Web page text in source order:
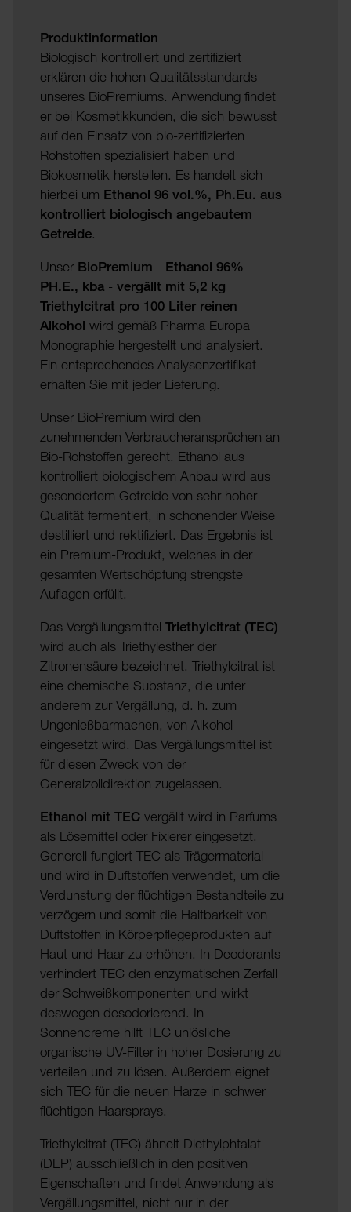
Produktinformation
Biologisch kontrolliert und zertifiziert
erklären die hohen Qualitätsstandards
unseres BioPremiums. Anwendung findet
er bei Kosmetikkunden, die sich bewusst
auf den Einsatz von bio-zertifizierten
Rohstoffen spezialisiert haben und
Biokosmetik herstellen. Es handelt sich
hierbei um Ethanol 96 vol.%, Ph.Eu. aus
kontrolliert biologisch angebautem
Getreide.
Unser BioPremium - Ethanol 96%
PH.E., kba - vergällt mit 5,2 kg
Triethylcitrat pro 100 Liter reinen
Alkohol wird gemäß Pharma Europa
Monographie hergestellt und analysiert.
Ein entsprechendes Analysenzertifikat
erhalten Sie mit jeder Lieferung.
Unser BioPremium wird den
zunehmenden Verbraucheransprüchen an
Bio-Rohstoffen gerecht. Ethanol aus
kontrolliert biologischem Anbau wird aus
gesondertem Getreide von sehr hoher
Qualität fermentiert, in schonender Weise
destilliert und rektifiziert. Das Ergebnis ist
ein Premium-Produkt, welches in der
gesamten Wertschöpfung strengste
Auflagen erfüllt.
Das Vergällungsmittel Triethylcitrat (TEC)
wird auch als Triethylesther der
Zitronensäure bezeichnet. Triethylcitrat ist
eine chemische Substanz, die unter
anderem zur Vergällung, d. h. zum
Ungenießbarmachen, von Alkohol
eingesetzt wird. Das Vergällungsmittel ist
für diesen Zweck von der
Generalzolldirektion zugelassen.
Ethanol mit TECvergällt wird in Parfums
als Lösemittel oder Fixierer eingesetzt.
Generell fungiert TEC als Trägermaterial
und wird in Duftstoffen verwendet, um die
Verdunstung der flüchtigen Bestandteile zu
verzögern und somit die Haltbarkeit von
Duftstoffen in Körperpflegeprodukten auf
Haut und Haar zu erhöhen. In Deodorants
verhindert TEC den enzymatischen Zerfall
der Schweißkomponenten und wirkt
deswegen desodorierend. In
Sonnencreme hilft TEC unlösliche
organische UV-Filter in hoher Dosierung zu
verteilen und zu lösen. Außerdem eignet
sich TEC für die neuen Harze in schwer
flüchtigen Haarsprays.
Triethylcitrat (TEC) ähnelt Diethylphtalat
(DEP) ausschließlich in den positiven
Eigenschaften und findet Anwendung als
Vergällungsmittel, nicht nur in der